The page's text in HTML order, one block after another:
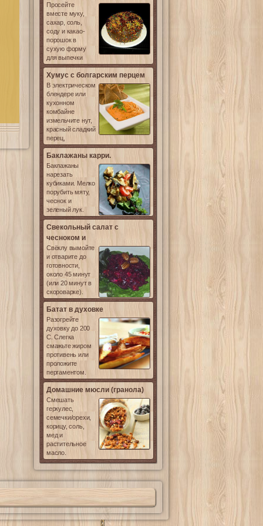
Просейте
вместе муку,
сахар, соль,
соду и какао-
порошок в
сухую форму
для выпечки
Хумус с болгарским перцем
В электрическом
блендере или
кухонном
комбайне
измельчите нут,
красный сладкий
перец,
Баклажаны карри.
Баклажаны
нарезать
кубиками. Мелко
порубить мяту,
чеснок и
зеленый лук.
Свекольный салат с
чесноком и
Свёклу вымойте
и отварите до
готовности,
около 45 минут
(или 20 минут в
скороварке).
Батат в духовке
Разогрейте
духовку до 200
С. Слегка
смажьте жиром
противень или
проложите
пергаментом.
Домашние мюсли (гранола)
Смешать
геркулес,
семечки/орехи,
корицу, соль,
мед и
растительное
масло.